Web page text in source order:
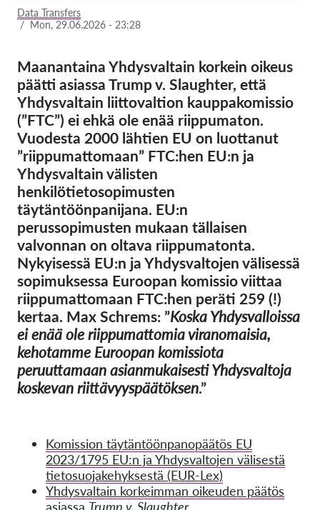
Tax deductability
Jäsenten login
Meistä
Tiimi
Vuosikertomukset
Usein kysyttyä
Rekry
Edustajakanne
OnionShare
Media
Yhteystiedot
GDPRhub
Data Transfers
/ Mon, 29.06.2026 - 23:28
Maanantaina Yhdysvaltain korkein oikeus
päätti asiassa Trump v. Slaughter, että
Yhdysvaltain liittovaltion kauppakomissio
(”FTC”) ei ehkä ole enää riippumaton.
Vuodesta 2000 lähtien EU on luottanut
”riippumattomaan” FTC:hen EU:n ja
Yhdysvaltain välisten
henkilötietosopimusten
täytäntöönpanijana. EU:n
perussopimusten mukaan tällaisen
valvonnan on oltava riippumatonta.
Nykyisessä EU:n ja Yhdysvaltojen välisessä
sopimuksessa Euroopan komissio viittaa
riippumattomaan FTC:hen peräti 259 (!)
kertaa. Max Schrems: ”Koska Yhdysvalloissa
ei enää ole riippumattomia viranomaisia,
kehotamme Euroopan komissiota
peruuttamaan asianmukaisesti Yhdysvaltoja
koskevan riittävyyspäätöksen.”
Komission täytäntöönpanopäätös EU
2023/1795 EU:n ja Yhdysvaltojen välisestä
tietosuojakehyksestä (EUR-Lex)
Yhdysvaltain korkeimman oikeuden päätös
asiassa Trump v. Slaughter